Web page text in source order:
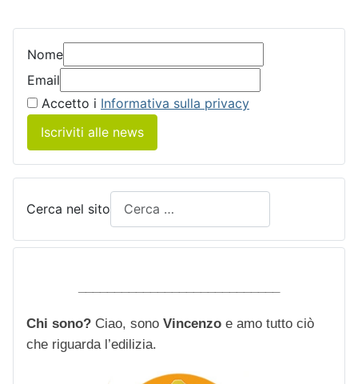
Nome
Email
Accetto i Informativa sulla privacy
Iscriviti alle news
Cerca nel sito
Chi sono? Ciao, sono Vincenzo e amo tutto ciò
che riguarda l’edilizia.